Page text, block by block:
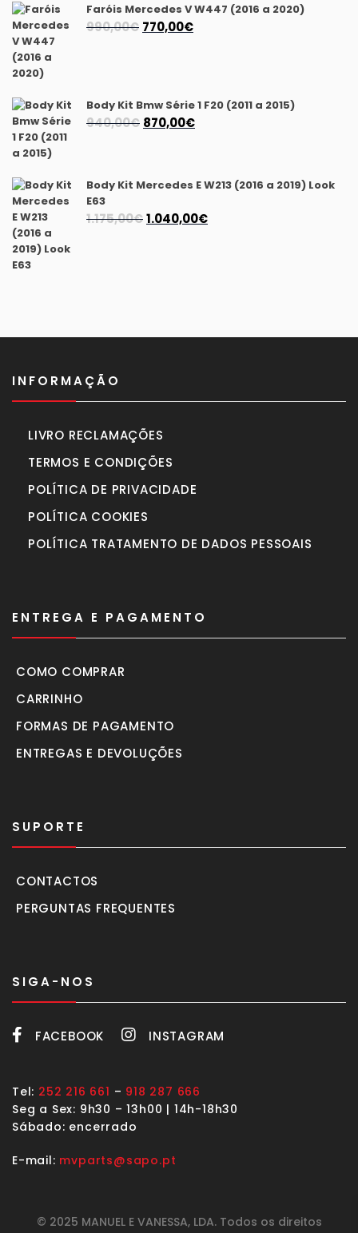
Faróis Mercedes V W447 (2016 a 2020)
990,00€ O
990,00€.
770,00€O
770,00€.
Body Kit Bmw Série 1 F20 (2011 a 2015)
940,00€ O
era:
870,00€O
é:
Body Kit Mercedes E W213 (2016 a 2019) Look
E63
1.175,00€O
1.040,00€O
INFORMAÇÃO
LIVRO RECLAMAÇÕES
TERMOS E CONDIÇÕES
POLÍTICA DE PRIVACIDADE
POLÍTICA COOKIES
POLÍTICA TRATAMENTO DE DADOS PESSOAIS
ENTREGA E PAGAMENTO
COMO COMPRAR
CARRINHO
FORMAS DE PAGAMENTO
ENTREGAS E DEVOLUÇÕES
SUPORTE
CONTACTOS
PERGUNTAS FREQUENTES
SIGA-NOS
FACEBOOK INSTAGRAM
Tel: 252 216 661 – 918 287 666
Seg a Sex: 9h30 – 13h00 | 14h-18h30
Sábado: encerrado
E-mail: mvparts@sapo.pt
© 2025 MANUEL E VANESSA, LDA. Todos os direitos